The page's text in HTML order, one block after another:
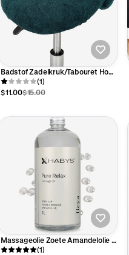
Badstof Zadelkruk/Tabouret Hoes
Groen
(1)
$11.00$15.00
Massageolie Zoete Amandelolie -
Pure Relax - 1L
(1)